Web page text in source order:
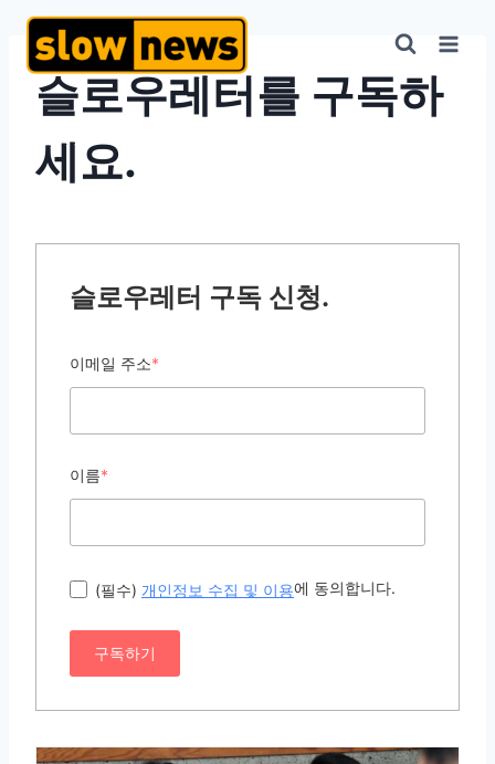
슬로우레터를 구독하
세요.
슬로우레터 구독 신청.
이메일 주소*
이름*
(필수) 개인정보 수집 및 이용에 동의합니다.
구독하기